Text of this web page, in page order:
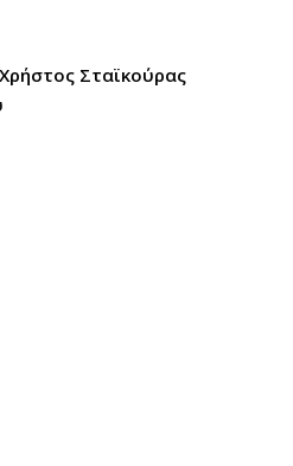
Χρήστος Σταϊκούρας